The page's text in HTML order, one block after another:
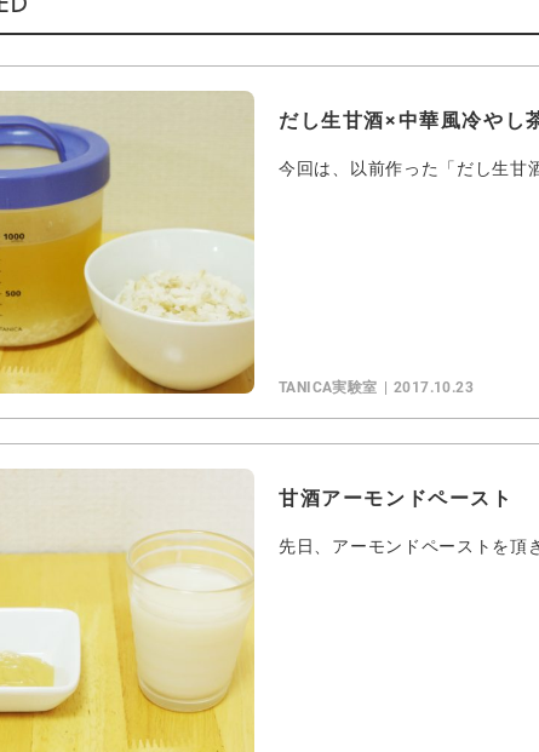
だし生甘酒×中華風冷やし
今回は、以前作った「だし生甘
TANICA実験室 2017.10.23
甘酒アーモンドペースト